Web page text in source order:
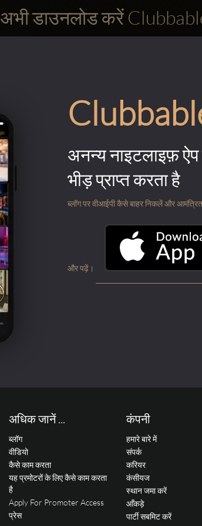
अभी डाउनलोड करें
अनन्य नाइटलाइफ़
भीड़ प्राप्त करता है
ब्लॉग पर वीआईपी कैसे बाहर निकलें और
और पढ़ें।
अधिक जानें ...
ब्लॉग
वीडियो
कैसे काम करता
यह प्रमोटरों के लिए कैसे काम करता
है
Apply For Promoter Access
प्रेस
कंपनी
हमारे बारे में
संपर्क
करियर
कंसीयज
स्थान जमा करें
आँकड़े
पार्टी सबमिट करें